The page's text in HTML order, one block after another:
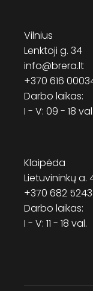
Vilnius
Lenktoji g. 34
info@brera.lt
+370 616
Darbo laikas:
I - V: 09 - 18 val.
Klaipėda
Lietuvininkų a.
+370 682
Darbo laikas:
I - V: 11 - 18 val.